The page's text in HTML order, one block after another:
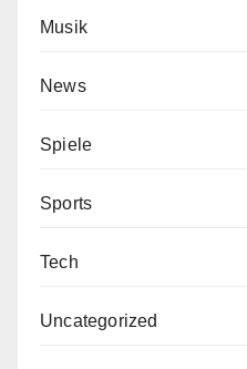
Musik
News
Spiele
Sports
Tech
Uncategorized